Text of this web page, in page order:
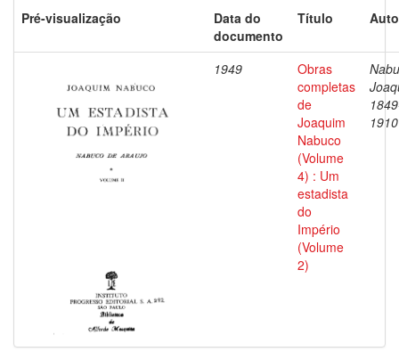
Pré-visualização
Data do
documento
Título
1949
Obras
completas
de
Joaquim
Nabuco
(Volume
4) : Um
estadista
do
Império
(Volume
2)
1910